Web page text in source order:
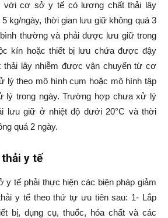
với cơ sở y tế có lượng chất thải lây
kg/ngày, thời gian lưu giữ không quá 3
thường và phải được lưu giữ trong
kín hoặc thiết bị lưu chứa được đậy
thải lây nhiễm được vận chuyển từ cơ
lý theo mô hình cụm hoặc mô hình tập
lý trong ngày. Trường hợp chưa xử lý
lưu giữ ở nhiệt độ dưới 20°C và thời
quá 2 ngày.
y tế
y tế phải thực hiện các biện pháp giảm
y tế theo thứ tự ưu tiên sau: 1- Lắp
bị, dụng cụ, thuốc, hóa chất và các